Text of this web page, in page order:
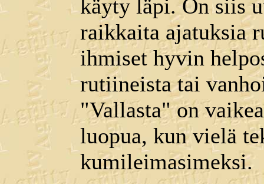
käyty läpi. On siis
raikkaita ajatuksia
ihmiset hyvin
rutiineista tai
"Vallasta" on
luopua, kun vielä
kumileimasimeksi.